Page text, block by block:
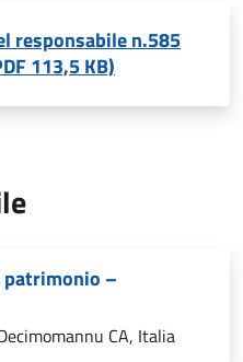
responsabile n.585
113,5 KB)
–
CA, Italia